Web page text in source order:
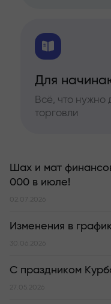
Для
Всё, что нужно
торговли
Шах и мат
000 в июле!
02.07.2026
Изменения в
30.06.2026
С праздником
27.05.2026